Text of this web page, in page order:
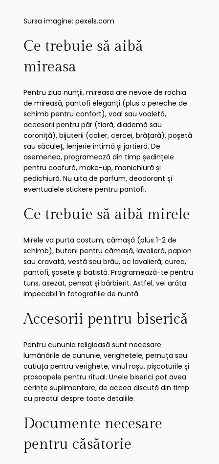
Sursa imagine: pexels.com
Ce trebuie să aibă
mireasa
Pentru ziua nunții, mireasa are nevoie de rochia
de mireasă, pantofi eleganți (plus o pereche de
schimb pentru confort), voal sau voaletă,
accesorii pentru păr (tiară, diademă sau
coroniță), bijuterii (colier, cercei, brățară), poșetă
sau săculeț, lenjerie intimă și jartieră. De
asemenea, programează din timp ședințele
pentru coafură, make-up, manichiură și
pedichiură. Nu uita de parfum, deodorant și
eventualele stickere pentru pantofi.
Ce trebuie să aibă mirele
Mirele va purta costum, cămașă (plus 1-2 de
schimb), butoni pentru cămașă, lavalieră, papion
sau cravată, vestă sau brâu, ac lavalieră, curea,
pantofi, șosete și batistă. Programează-te pentru
tuns, asezat, pensat și bărbierit. Astfel, vei arăta
impecabil în fotografiile de nuntă.
Accesorii pentru biserică
Pentru cununia religioasă sunt necesare
lumânările de cununie, verighetele, pernuța sau
cutiuța pentru verighete, vinul roșu, pișcoturile și
prosoapele pentru ritual. Unele biserici pot avea
cerințe suplimentare, de aceea discută din timp
cu preotul despre toate detaliile.
Documente necesare
pentru căsătorie